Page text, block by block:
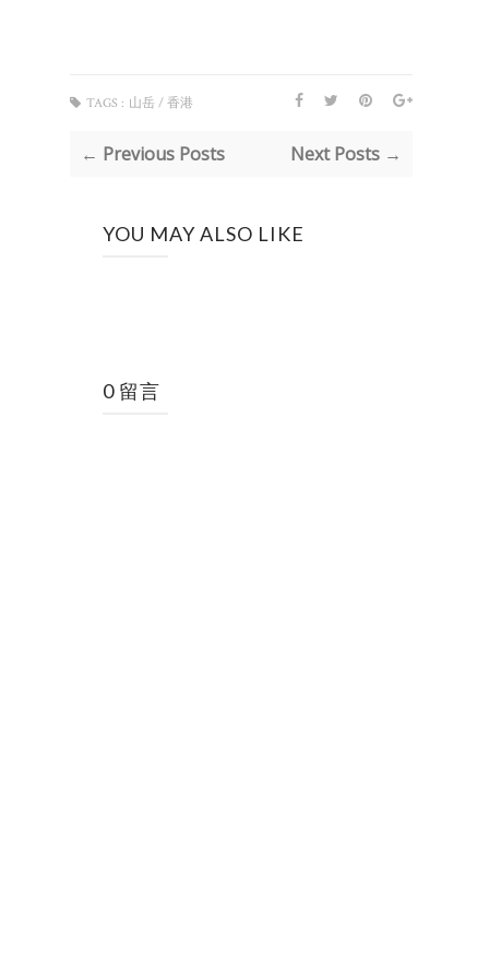
TAGS : 山岳 / 香港
← Previous Posts Next Posts →
YOU MAY ALSO LIKE
0 留言